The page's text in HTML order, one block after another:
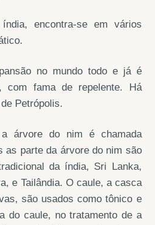
encontra-se em vários
no mundo todo e já é
com fama de repelente. Há
Petrópolis.
árvore do nim é chamada
as parte da árvore do nim são
da índia, Sri Lanka,
e Tailândia. O caule, a casca
são usados como tônico e
do caule, no tratamento de a